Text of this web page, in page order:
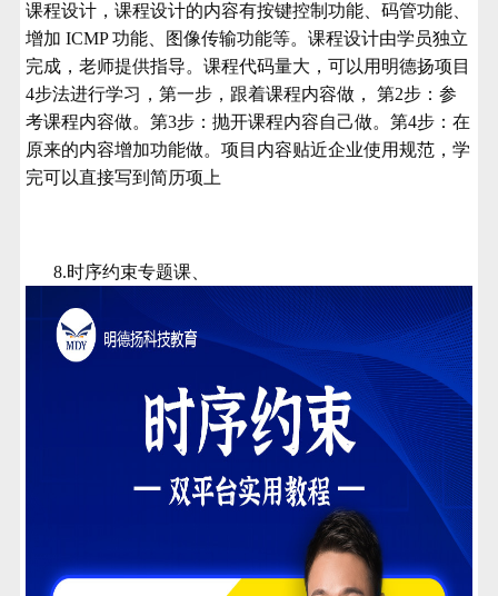
课程设计，课程设计的内容有按键控制功能、码管功能、
增加 ICMP 功能、图像传输功能等。课程设计由学员独立
完成，老师提供指导。课程代码量大，可以用明德扬项目
4步法进行学习，第一步，跟着课程内容做， 第2步：参
考课程内容做。第3步：抛开课程内容自己做。第4步：在
原来的内容增加功能做。项目内容贴近企业使用规范，学
完可以直接写到简历项上
8.时序约束专题课、